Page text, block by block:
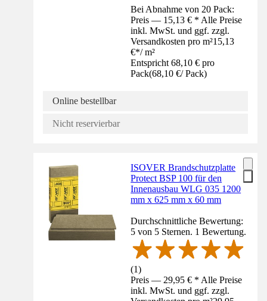
Bei Abnahme von 20 Pack:
Preis — 15,13 € * Alle Preise
inkl. MwSt. und ggf. zzgl.
Versandkosten pro m²15,13
€*/ m²
Entspricht 68,10 € pro
Pack(68,10 €/ Pack)
Online bestellbar
Nicht reservierbar
ISOVER Brandschutzplatte
Protect BSP 100 für den
Innenausbau WLG 035 1200
mm x 625 mm x 60 mm
Durchschnittliche Bewertung:
5 von 5 Sternen. 1 Bewertung.
(1)
Preis — 29,95 € * Alle Preise
inkl. MwSt. und ggf. zzgl.